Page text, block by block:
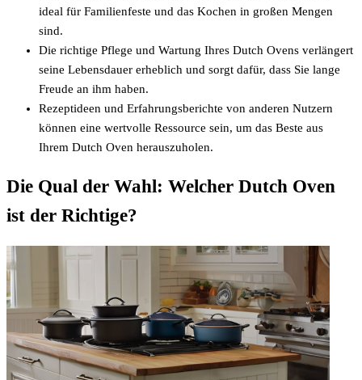
ideal für Familienfeste und das Kochen in großen Mengen
sind.
Die richtige Pflege und Wartung Ihres Dutch Ovens verlängert
seine Lebensdauer erheblich und sorgt dafür, dass Sie lange
Freude an ihm haben.
Rezeptideen und Erfahrungsberichte von anderen Nutzern
können eine wertvolle Ressource sein, um das Beste aus
Ihrem Dutch Oven herauszuholen.
Die Qual der Wahl: Welcher Dutch Oven
ist der Richtige?